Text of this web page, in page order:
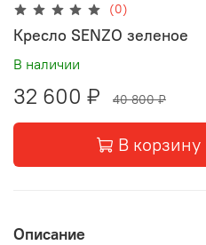
(0)
Кресло SENZO зеленое
В наличии
32 600 ₽ 40 800 ₽
В корзину
Описание